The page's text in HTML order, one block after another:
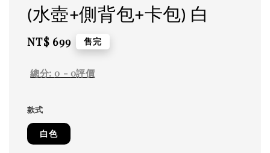
(水壺+側背包+卡包) 白
Regular
NT$ 699 售完
總分: 0 - 0評價
款式
白色